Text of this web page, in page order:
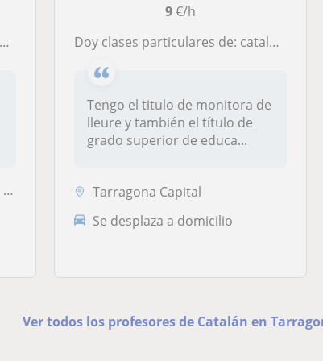
9€/h
Doy clases particulares de: catalán, castellano y matemáticas
Tengo el titulo de monitora de
lleure y también el título de
grado superior de educa...
Tarragona Capital
Se desplaza a domicilio
Ver todos los profesores de Catalán en